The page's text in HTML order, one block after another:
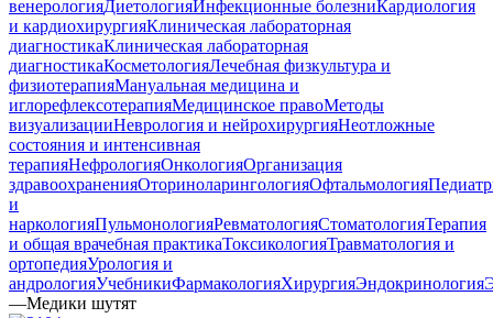
венерологияДиетологияИнфекционные болезниКардиология
и кардиохирургияКлиническая лабораторная
диагностикаКлиническая лабораторная
диагностикаКосметологияЛечебная физкультура и
физиотерапияМануальная медицина и
иглорефлексотерапияМедицинское правоМетоды
визуализацииНеврология и нейрохирургияНеотложные
состояния и интенсивная
терапияНефрологияОнкологияОрганизация
здравоохраненияОториноларингологияОфтальмология
и
наркологияПульмонологияРевматологияСтоматологияТерапия
и общая врачебная практикаТоксикологияТравматология и
ортопедияУрология и
андрологияУчебникиФармакологияХирургияЭндокринология
—Медики шутят